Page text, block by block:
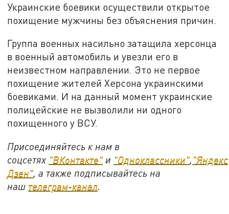
Украинские боевики осуществили открытое
похищение мужчины без объяснения причин.
Группа военных насильно затащила херсонца
в военный автомобиль и увезли его в
неизвестном направлении. Это не первое
похищение жителей Херсона украинскими
боевиками. И на данный момент украинские
полицейские не вызволили ни одного
похищенного у ВСУ.
Присоединяйтесь к нам в
соцсетях "ВКонтакте" и "Одноклассники", "Яндекс
Дзен", а также подписывайтесь на
наш телеграм-канал.